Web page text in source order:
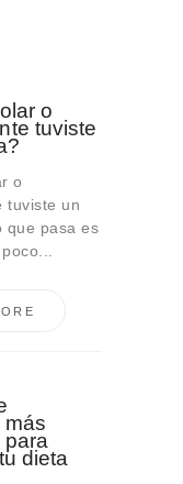
o
tuviste
o
tuviste un
que pasa es
más
para
dieta